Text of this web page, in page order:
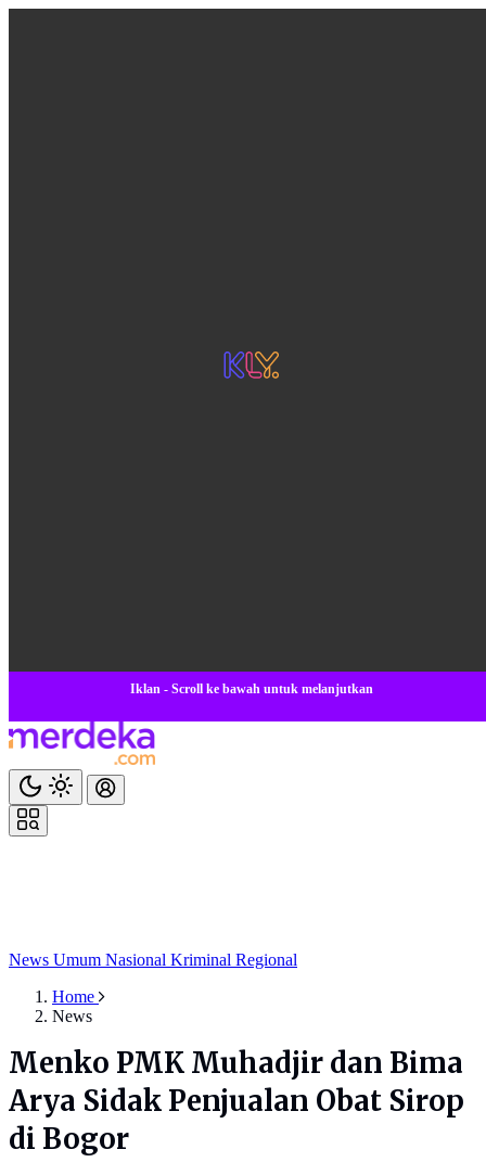
Iklan - Scroll ke bawah untuk melanjutkan
News Umum Nasional Kriminal Regional
Home
News
Menko PMK Muhadjir dan Bima
Arya Sidak Penjualan Obat Sirop
di Bogor